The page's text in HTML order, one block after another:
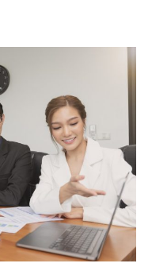
11,243
Followers